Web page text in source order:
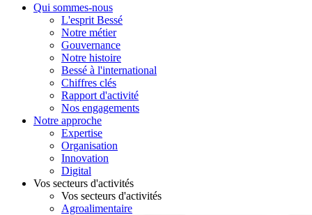
Qui sommes-nous
L'esprit Bessé
Notre métier
Gouvernance
Notre histoire
Bessé à l'international
Chiffres clés
Rapport d'activité
Nos engagements
Notre approche
Expertise
Organisation
Innovation
Digital
Vos secteurs d'activités
Vos secteurs d'activités
Agroalimentaire